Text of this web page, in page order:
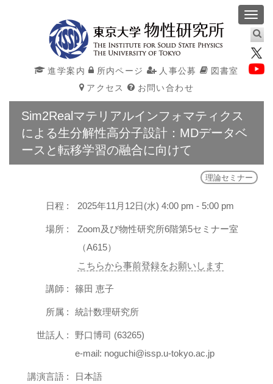
進学案内 所内ページ 人事公募
図書室
アクセス
お問い合わせ
Sim2Realマテリアルインフォマティクス
による生分解性高分子設計：MDデータベ
ースと転移学習の融合に向けて
理論セミナー
日程 : 2025年11月12日(水) 4:00 pm - 5:00 pm
場所 :
Zoom及び物性研究所6階第5セミナー室
（A615）
こちらから事前登録をお願いします
講師 : 篠田 恵子
所属 : 統計数理研究所
世話人 :
野口博司 (63265)
e-mail: noguchi@issp.u-tokyo.ac.jp
講演言語 : 日本語